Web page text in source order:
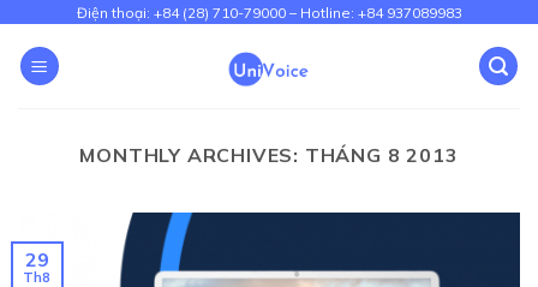
content
Điện thoại: +84 (28) 710-79000 – Hotline: +84 937089983
MONTHLY ARCHIVES: THÁNG 8 2013
29
Th8